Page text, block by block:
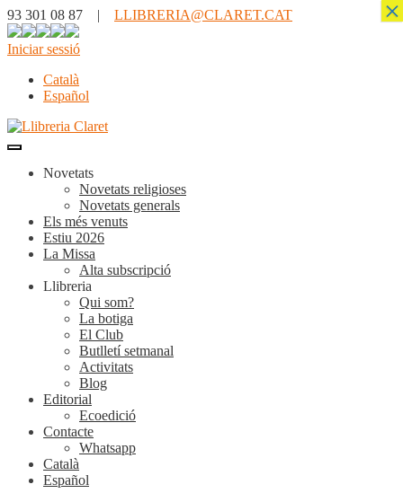
93 301 08 87 | LLIBRERIA@CLARET.CAT
Iniciar sessió
Català
Español
Novetats
Novetats religioses
Novetats generals
Els més venuts
Estiu 2026
La Missa
Alta subscripció
Llibreria
Qui som?
La botiga
El Club
Butlletí setmanal
Activitats
Blog
Editorial
Ecoedició
Contacte
Whatsapp
Català
Español
×